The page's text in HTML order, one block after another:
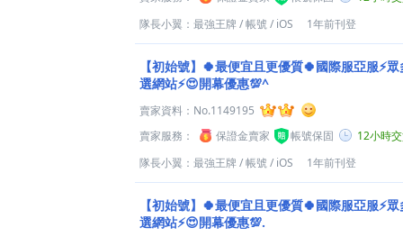
隊長小翼：最強王牌/帳號/ iOS 1年前刊登
【初始號】🍀最便宜且更優質🍀國際服亞服⚡
選網站⚡😍開幕優惠💯^
賣家資料： No.1149195
賣家服務：
保證金賣家 帳號保固
12小時
隊長小翼：最強王牌/帳號/ iOS 1年前刊登
【初始號】🍀最便宜且更優質🍀國際服亞服⚡
選網站⚡😍開幕優惠💯.